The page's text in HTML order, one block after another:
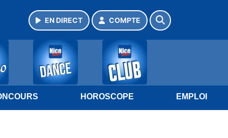
EN DIRECT COMPTE
HOROSCOPE EMPLOI